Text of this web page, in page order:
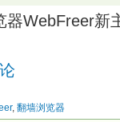
WebFreer新
, 翻墙浏览器